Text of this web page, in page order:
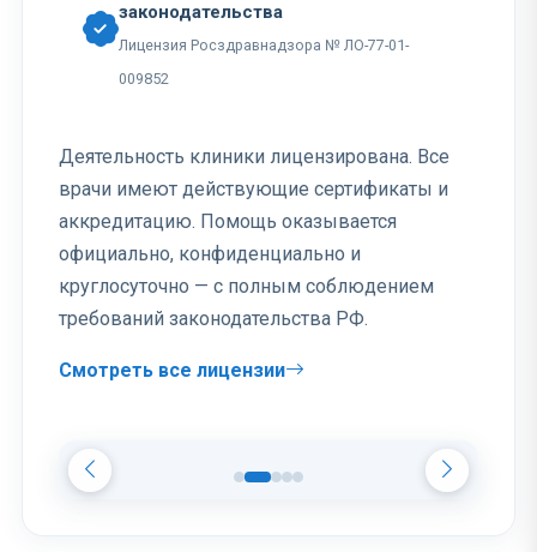
законодательства
Лицензия Росздравнадзора № ЛО-77-01-
009852
Деятельность клиники лицензирована. Все
врачи имеют действующие сертификаты и
аккредитацию. Помощь оказывается
официально, конфиденциально и
круглосуточно — с полным соблюдением
требований законодательства РФ.
Смотреть все лицензии